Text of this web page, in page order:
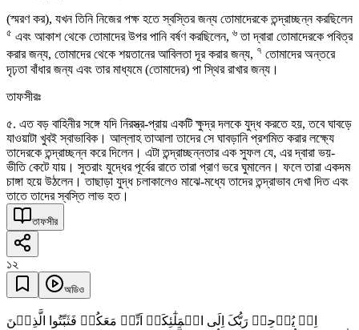
(স্মরণ কর), যখন তিনি নিজের পক্ষ হতে স্বস্তির জন্য তোমাদেরকে তন্দ্রাচ্ছন্ন করছিলেন
৫ এবং আকাশ থেকে তোমাদের উপর পানি বর্ষণ করছিলেন, ৬ তা দ্বারা তোমাদেরকে পবিত্র
করার জন্য, তোমাদের থেকে শয়তানের আবিলতা দূর করার জন্য, ৭ তোমাদের অন্তরে
দৃঢ়তা বাঁধার জন্য এবং তার মাধ্যমে (তোমাদের) পা স্থির রাখার জন্য।
তাফসীরঃ
৫. এত বড় বাহিনীর সঙ্গে যদি নিরস্ত্র-প্রায় একটি ক্ষুদ্র দলকে যুদ্ধ করতে হয়, তবে ঘাবড়ে
যাওয়াটা খুবই স্বাভাবিক। আল্লাহ তাআলা তাদের সে ঘাবড়ানি প্রশমিত করার লক্ষ্যে
তাদেরকে তন্দ্রাচ্ছন্ন করে দিলেন। এটা তন্দ্রাচ্ছন্নতার এক সুফল যে, এর দ্বারা ভয়-
ভীতি কেটে যায়। সুতরাং যুদ্ধের পূর্বের রাতে তারা প্রাণ ভরে ঘুমালেন। ফলে তারা একদম
চাঙ্গা হয়ে উঠলেন। তাছাড়া যুদ্ধ চলাকালেও মাঝে-মধ্যে তাদের তন্দ্রাভাব দেখা দিত এবং
তাতে তাদের স্বস্তি লাভ হত।
তাফসীর
১২
অডিও
اِذۡ یُوۡحِیۡ رَبُّکَ اِلَی الۡمَلٰٓئِکَۃِ اَنِّیۡ مَعَکُمۡ فَثَبِّتُوا الَّذِیۡنَ